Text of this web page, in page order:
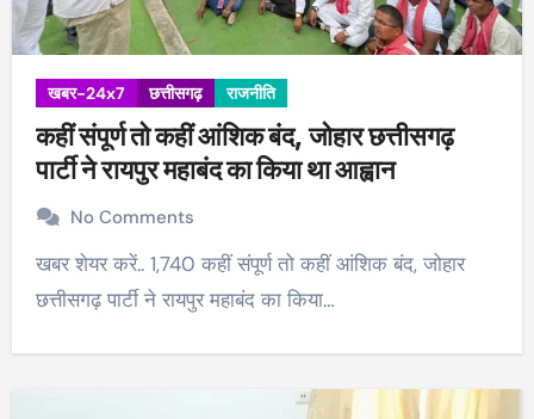
खबर-24x7 छत्तीसगढ़ राजनीति
कहीं संपूर्ण तो कहीं आंशिक बंद, जोहार छत्तीसगढ़
पार्टी ने रायपुर महाबंद का किया था आह्वान
No Comments
खबर शेयर करें.. 1,740 कहीं संपूर्ण तो कहीं आंशिक बंद, जोहार
छत्तीसगढ़ पार्टी ने रायपुर महाबंद का किया…